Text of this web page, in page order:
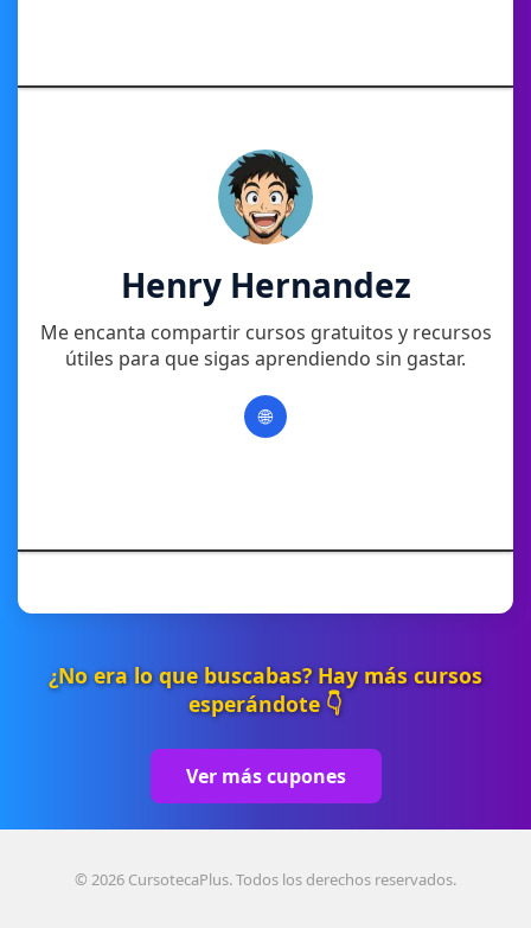
Henry Hernandez
Me encanta compartir cursos gratuitos y recursos
útiles para que sigas aprendiendo sin gastar.
🌐
¿No era lo que buscabas? Hay más cursos
esperándote 👇
Ver más cupones
© 2026 CursotecaPlus. Todos los derechos reservados.